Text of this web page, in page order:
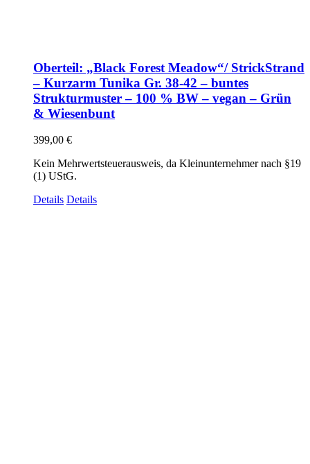
Oberteil: „Black Forest Meadow“/ StrickStrand
– Kurzarm Tunika Gr. 38-42 – buntes
Strukturmuster – 100 % BW – vegan – Grün
& Wiesenbunt
399,00 €
Kein Mehrwertsteuerausweis, da Kleinunternehmer nach §19
(1) UStG.
Details Details